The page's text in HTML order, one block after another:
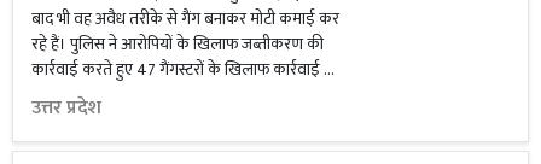
बाद भी वह अवैध तरीके से गैंग बनाकर मोटी कमाई कर
रहे हैं। पुलिस ने आरोपियों के खिलाफ जब्तीकरण की
कार्रवाई करते हुए 47 गैंगस्टरों के खिलाफ कार्रवाई …
उत्तर प्रदेश